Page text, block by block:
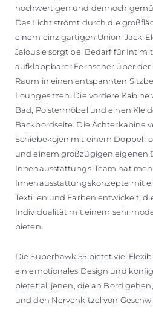
hochwertigen und dennoch
Das Licht strömt durch die
einem einzigartigen Union-Jack-
Jalousie sorgt bei Bedarf für
aufklappbarer Fernseher über
Raum in einen entspannten
Loungesitzen. Die vordere
Bad, Polstermöbel und einen
Backbordseite. Die Achterkabine
Schiebekojen mit einem Doppel-
und einem großzügigen eigenen
Innenausstattungs-Team hat
Innenausstattungskonzepte mit
Textilien und Farben entwickelt,
Individualität mit einem sehr
bieten.
Die Superhawk 55 bietet viel
ein emotionales Design und
bietet all jenen, die an Bord
und den Nervenkitzel von